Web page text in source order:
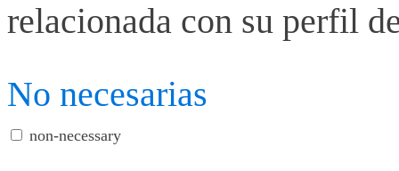
relacionada con su perfil
No necesarias
non-necessary